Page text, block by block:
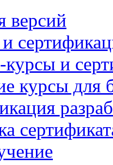
версий
и
курсы для